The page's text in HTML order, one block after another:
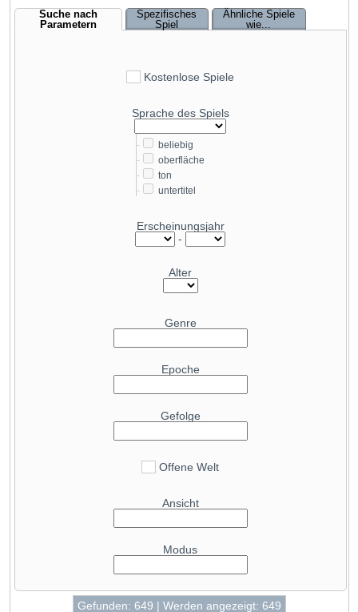
Suche nach
Parametern
Spezifisches
Spiel
Ähnliche Spiele
wie...
Kostenlose Spiele
Sprache des Spiels
-
beliebig
-
oberfläche
-
ton
-
untertitel
Erscheinungsjahr
-
Alter
Genre
Epoche
Gefolge
Offene Welt
Ansicht
Modus
Gefunden: 649 | Werden angezeigt: 649